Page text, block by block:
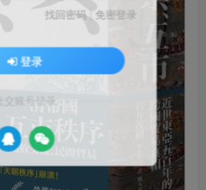
找回密码|免密登录
登录
社交账号登录